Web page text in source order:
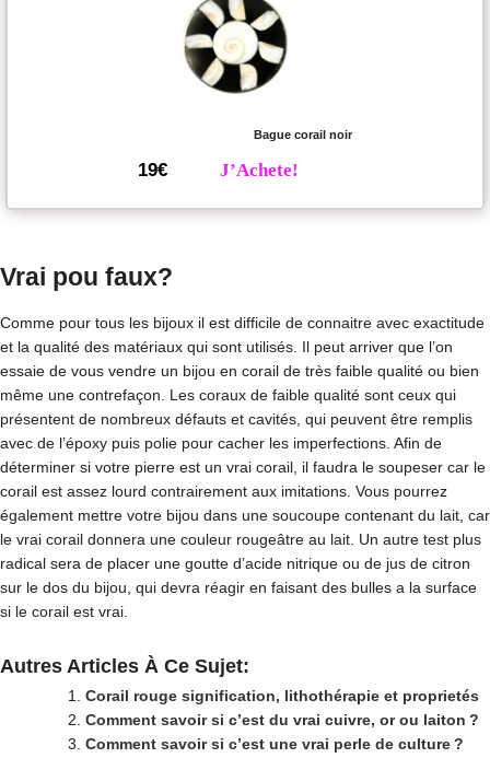
Bague corail noir
19€ J’Achete!
Vrai pou faux?
Comme pour tous les bijoux il est difficile de connaitre avec exactitude
et la qualité des matériaux qui sont utilisés. Il peut arriver que l’on
essaie de vous vendre un bijou en corail de très faible qualité ou bien
même une contrefaçon. Les coraux de faible qualité sont ceux qui
présentent de nombreux défauts et cavités, qui peuvent être remplis
avec de l’époxy puis polie pour cacher les imperfections. Afin de
déterminer si votre pierre est un vrai corail, il faudra le soupeser car le
corail est assez lourd contrairement aux imitations. Vous pourrez
également mettre votre bijou dans une soucoupe contenant du lait, car
le vrai corail donnera une couleur rougeâtre au lait. Un autre test plus
radical sera de placer une goutte d’acide nitrique ou de jus de citron
sur le dos du bijou, qui devra réagir en faisant des bulles a la surface
si le corail est vrai.
Autres Articles À Ce Sujet:
Corail rouge signification, lithothérapie et proprietés
Comment savoir si c’est du vrai cuivre, or ou laiton ?
Comment savoir si c’est une vrai perle de culture ?